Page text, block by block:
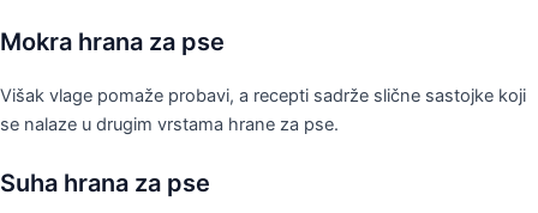
Mokra hrana za pse
Višak vlage pomaže probavi, a recepti sadrže slične sastojke koji
se nalaze u drugim vrstama hrane za pse.
Suha hrana za pse